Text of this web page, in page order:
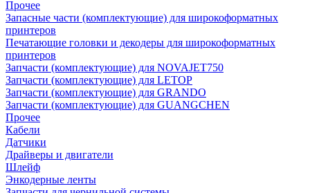
Прочее
Запасные части (комплектующие) для широкоформатных
принтеров
Печатающие головки и декодеры для широкоформатных
принтеров
Запчасти (комплектующие) для NOVAJET750
Запчасти (комплектующие) для LETOP
Запчасти (комплектующие) для GRANDO
Запчасти (комплектующие) для GUANGCHEN
Прочее
Кабели
Датчики
Драйверы и двигатели
Шлейф
Энкодерные ленты